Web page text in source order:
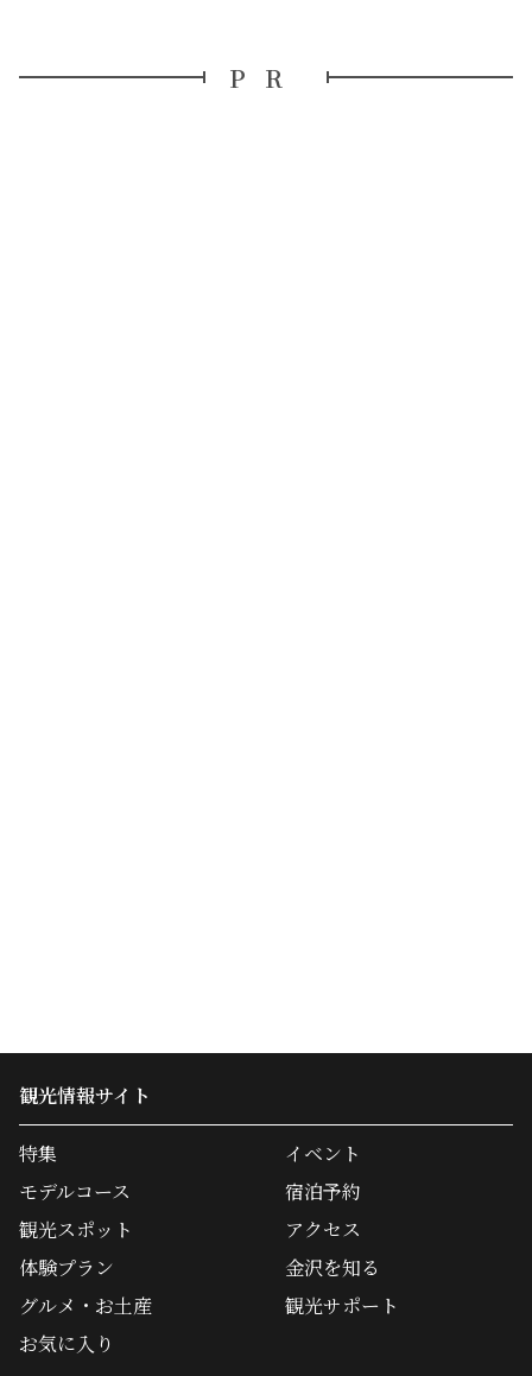
PR
観光情報サイト
特集
モデルコース
観光スポット
体験プラン
グルメ・お土産
イベント
宿泊予約
アクセス
金沢を知る
観光サポート
お気に入り